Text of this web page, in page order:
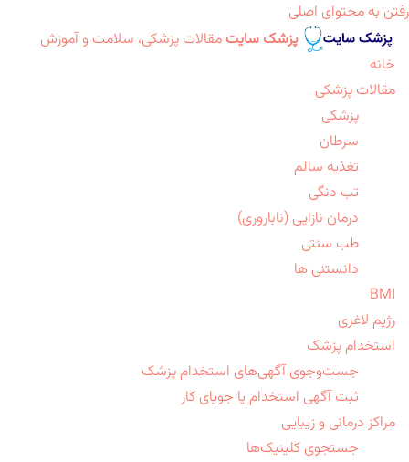
رفتن به محتوای اصلی
پزشک سایت مقالات پزشکی، سلامت و آموزش
خانه
مقالات پزشکی
پزشکی
سرطان
تغذیه سالم
تب دنگی
درمان نازایی (ناباروری)
طب سنتی
دانستنی ها
BMI
رژیم لاغری
استخدام پزشک
جست‌وجوی آگهی‌های استخدام پزشک
ثبت آگهی استخدام یا جویای کار
مراکز درمانی و زیبایی
جستجوی کلینیک‌ها